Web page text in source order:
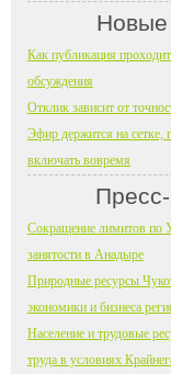
Новые
Как публикация
обсуждения
Отклик зависит от
Эфир держится на сетке,
включать вовремя
Сокращение лимитов по
занятости в Анадыре
Природные ресурсы
экономики и бизнеса
Население и трудовые
труда в условиях